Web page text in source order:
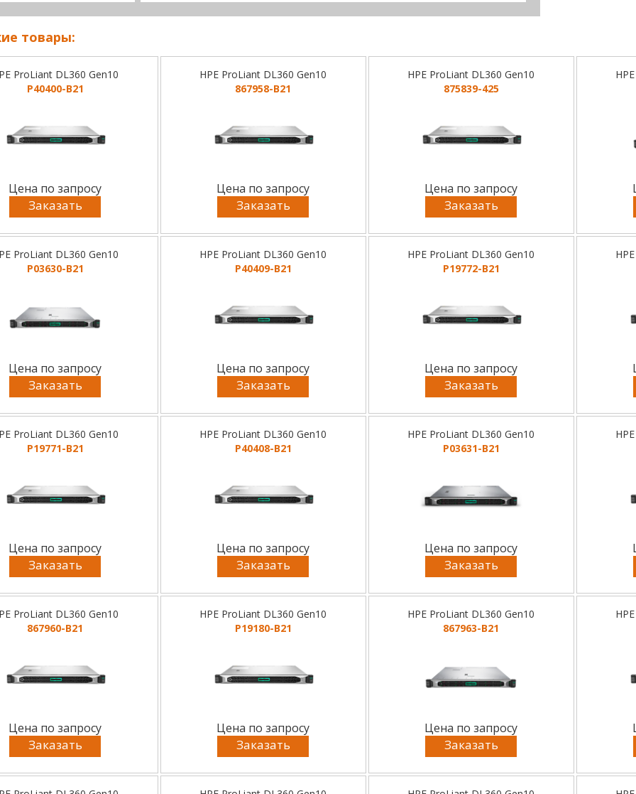
товары:
ProLiant DL360 Gen10
P40400-B21
Цена по запросу
Заказать
HPE ProLiant DL360 Gen10
867958-B21
Цена по запросу
Заказать
HPE ProLiant DL360 Gen10
875839-425
Цена по запросу
Заказать
ProLiant DL360 Gen10
P03630-B21
Цена по запросу
Заказать
HPE ProLiant DL360 Gen10
P40409-B21
Цена по запросу
Заказать
HPE ProLiant DL360 Gen10
P19772-B21
Цена по запросу
Заказать
ProLiant DL360 Gen10
P19771-B21
Цена по запросу
Заказать
HPE ProLiant DL360 Gen10
P40408-B21
Цена по запросу
Заказать
HPE ProLiant DL360 Gen10
P03631-B21
Цена по запросу
Заказать
ProLiant DL360 Gen10
867960-B21
Цена по запросу
Заказать
HPE ProLiant DL360 Gen10
P19180-B21
Цена по запросу
Заказать
HPE ProLiant DL360 Gen10
867963-B21
Цена по запросу
Заказать